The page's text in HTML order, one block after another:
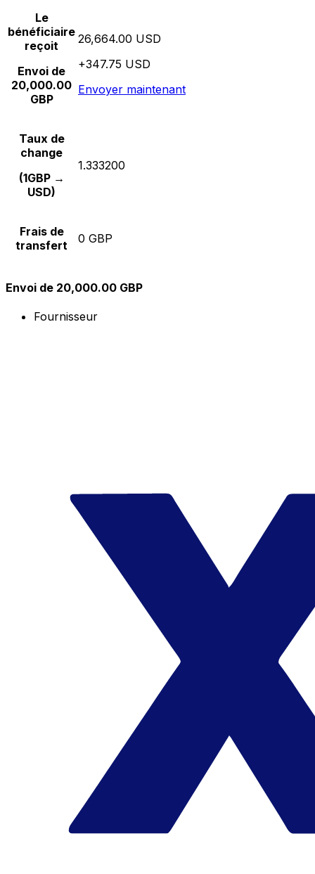
Le
bénéficiaire
reçoit
Envoi de
20,000.00
GBP
26,664.00 USD
+347.75 USD
Envoyer maintenant
Taux de
change
(1GBP →
USD)
1.333200
Frais de
transfert
0 GBP
Envoi de 20,000.00 GBP
Fournisseur